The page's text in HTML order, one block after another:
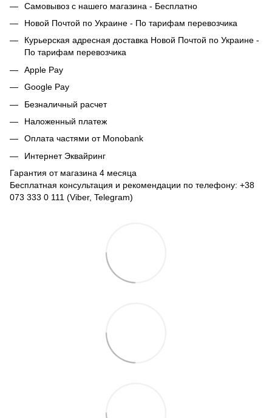
Самовывоз с нашего магазина - Бесплатно
Новой Почтой по Украине - По тарифам перевозчика
Курьерская адресная доставка Новой Почтой по Украине -
По тарифам перевозчика
Apple Pay
Google Pay
Безналичный расчет
Наложенный платеж
Оплата частями от Monobank
Интернет Эквайринг
Гарантия от магазина 4 месяца
Бесплатная консультация и рекомендации по телефону: +38
073 333 0 111 (Viber, Telegram)